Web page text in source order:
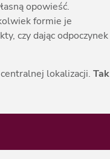
opowieść.
formie je
czy dając odpoczynek
lokalizacji. Tak